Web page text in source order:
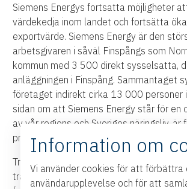
Siemens Energys fortsatta möjligheter
värdekedja inom landet och fortsätta
exportvärde. Siemens Energy är den
arbetsgivaren i såväl Finspångs som
kommun med 3 500 direkt sysselsatta,
anläggningen i Finspång. Sammantaget
företaget indirekt cirka 13 000 personer i
sidan om att Siemens Energy står för en
av vår regions och Sveriges näringsliv, är
produkter en viktig pusselbit i hållbara
Trafikverkets och statens agerande för
transportinfrastrukturplan är helt
Information om
Vi använder cookies för att förbättra
användarupplevelse och för att